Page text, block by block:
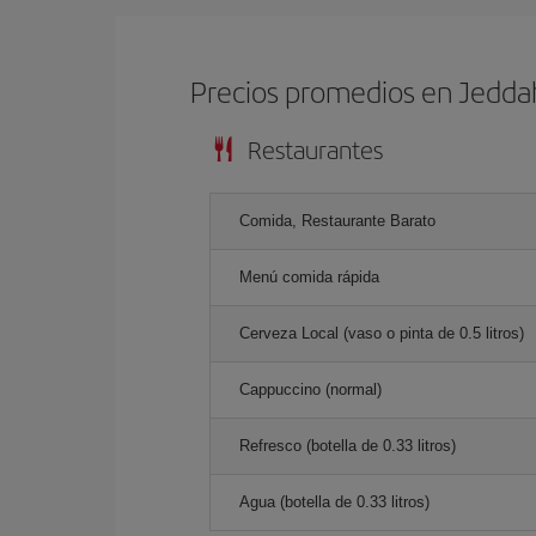
Precios promedios en
Restaurantes
Comida, Restaurante Barato
Menú comida rápida
Cerveza Local (vaso o pinta de 0.5 litros)
Cappuccino (normal)
Refresco (botella de 0.33 litros)
Agua (botella de 0.33 litros)